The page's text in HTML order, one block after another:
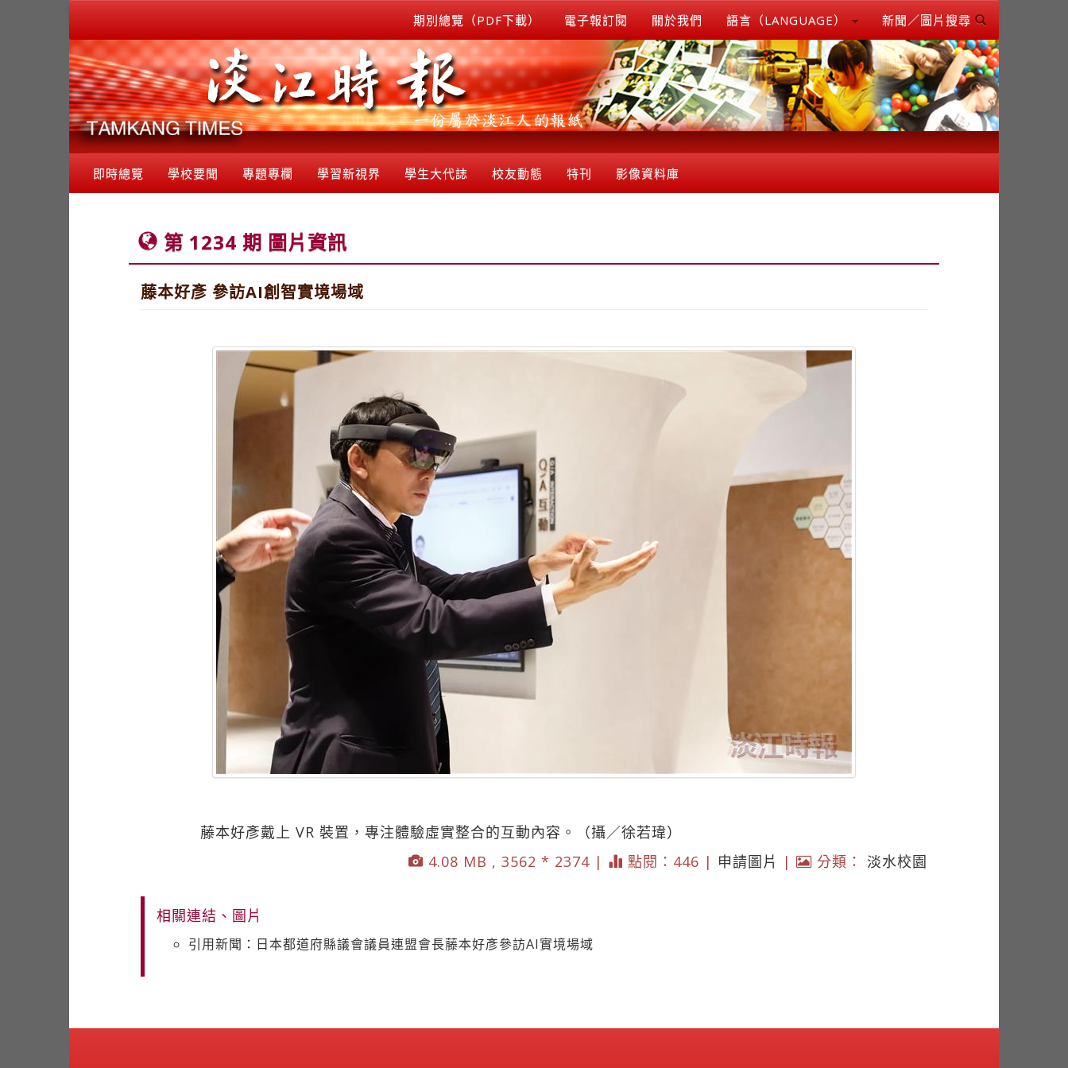
期別總覽（PDF下載） 電子報訂閱 關於我們 語言（LANGUAGE） 新聞／圖片搜尋
即時總覽 學校要聞 專題專欄 學習新視界 學生大代誌 校友動態 特刊 影像資料庫
第 1234 期 圖片資訊
藤本好彥 參訪AI創智實境場域
藤本好彥戴上 VR 裝置，專注體驗虛實整合的互動內容。（攝／徐若瑋）
4.08 MB , 3562 * 2374 |
點閱：446 | 申請圖片 | 分類： 淡水校園
相關連結、圖片
引用新聞：日本都道府縣議會議員連盟會長藤本好彥參訪AI實境場域